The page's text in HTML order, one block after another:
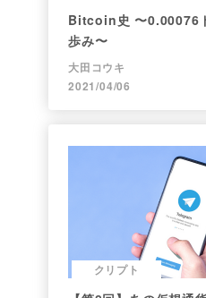
Bitcoin史 〜0.00076
歩み〜
大田コウキ
2021/04/06
クリプト